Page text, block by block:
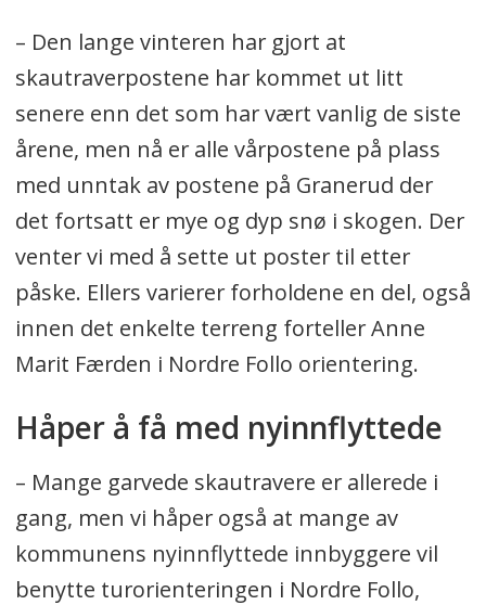
– Den lange vinteren har gjort at
skautraverpostene har kommet ut litt
senere enn det som har vært vanlig de siste
årene, men nå er alle vårpostene på plass
med unntak av postene på Granerud der
det fortsatt er mye og dyp snø i skogen. Der
venter vi med å sette ut poster til etter
påske. Ellers varierer forholdene en del, også
innen det enkelte terreng forteller Anne
Marit Færden i Nordre Follo orientering.
Håper å få med nyinnflyttede
– Mange garvede skautravere er allerede i
gang, men vi håper også at mange av
kommunens nyinnflyttede innbyggere vil
benytte turorienteringen i Nordre Follo,